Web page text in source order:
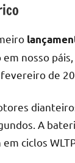
nosso
de
A
ciclos